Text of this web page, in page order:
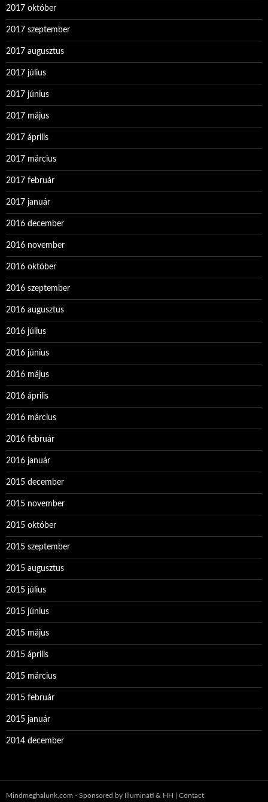
2017 október
2017 szeptember
2017 augusztus
2017 július
2017 június
2017 május
2017 április
2017 március
2017 február
2017 január
2016 december
2016 november
2016 október
2016 szeptember
2016 augusztus
2016 július
2016 június
2016 május
2016 április
2016 március
2016 február
2016 január
2015 december
2015 november
2015 október
2015 szeptember
2015 augusztus
2015 július
2015 június
2015 május
2015 április
2015 március
2015 február
2015 január
2014 december
Mindmeghalunk.com - Sponsored by Illuminati & HH | Contact